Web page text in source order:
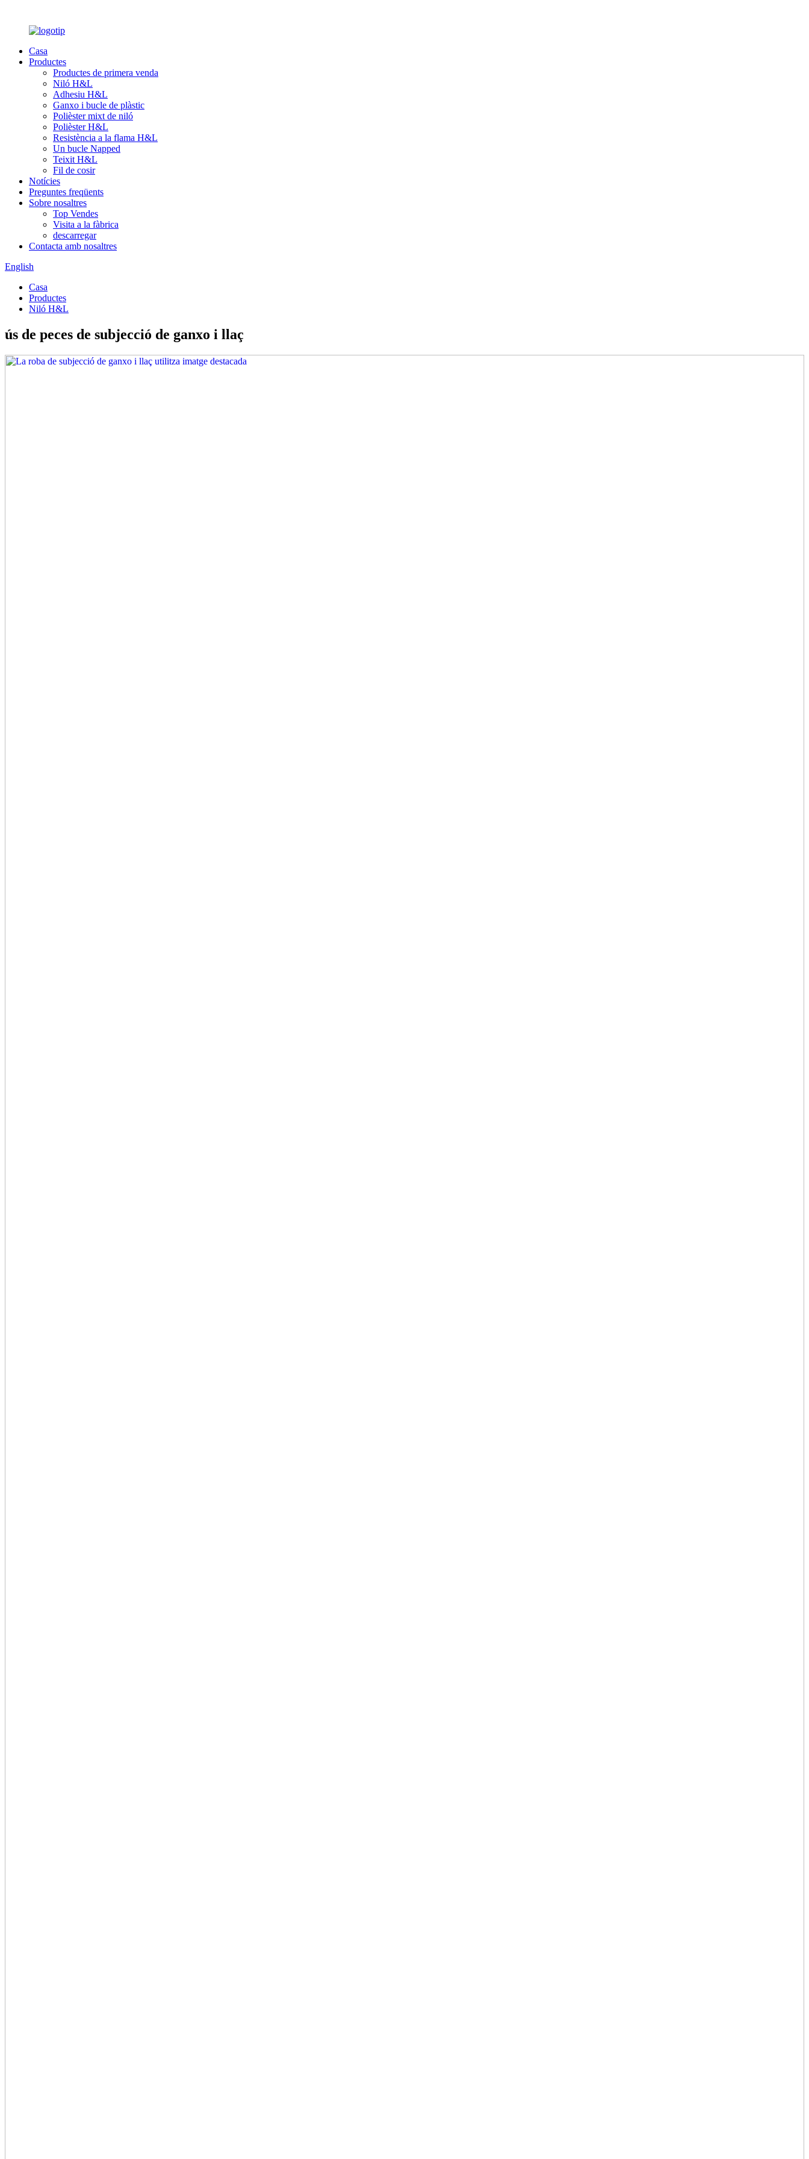
Casa
Productes
Productes de primera venda
Niló H&L
Adhesiu H&L
Ganxo i bucle de plàstic
Polièster mixt de niló
Polièster H&L
Resistència a la flama H&L
Un bucle Napped
Teixit H&L
Fil de cosir
Notícies
Preguntes freqüents
Sobre nosaltres
Top Vendes
Visita a la fàbrica
descarregar
Contacta amb nosaltres
English
Casa
Productes
Niló H&L
ús de peces de subjecció de ganxo i llaç